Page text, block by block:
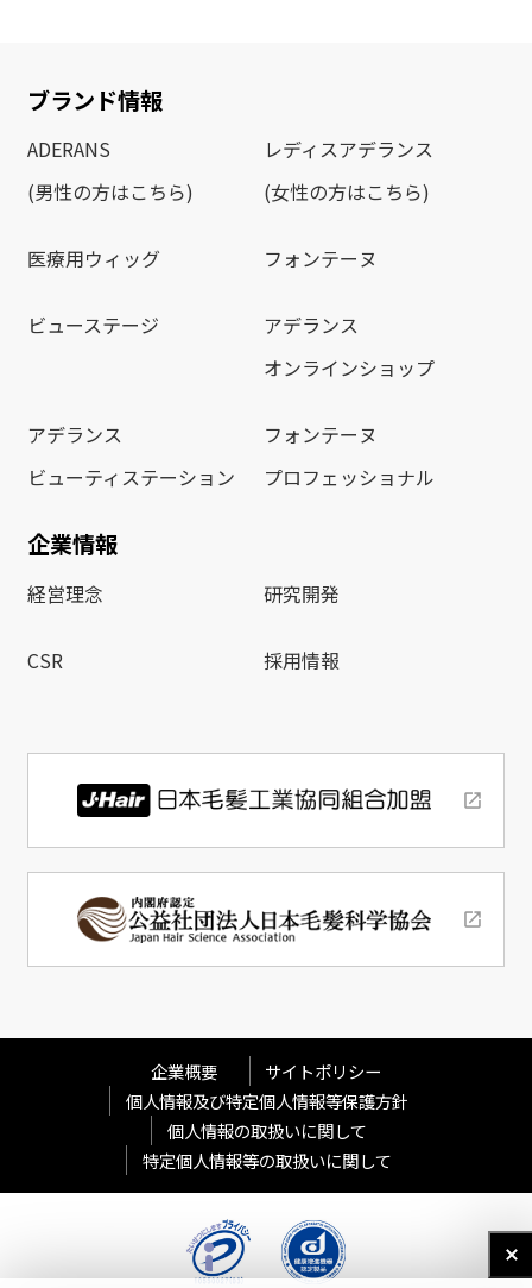
ブランド情報
ADERANS
(男性の方はこちら)
レディスアデランス
(女性の方はこちら)
医療用ウィッグ フォンテーヌ
ビューステージ
アデランス
オンラインショップ
アデランス
ビューティステーション
フォンテーヌ
プロフェッショナル
企業情報
経営理念 研究開発
CSR 採用情報
企業概要
サイトポリシー
個人情報及び特定個人情報等保護方針
個人情報の取扱いに関して
特定個人情報等の取扱いに関して